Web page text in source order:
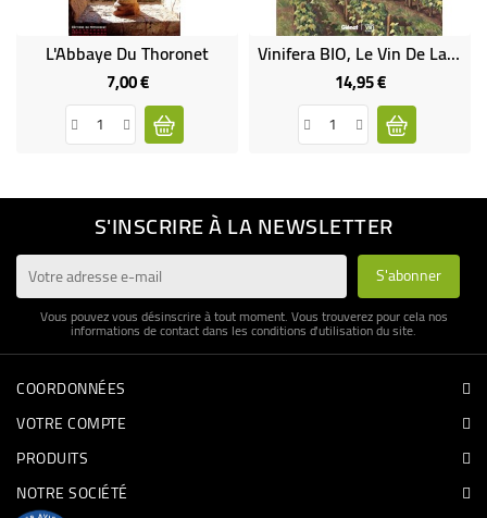
L'Abbaye Du Thoronet
7,00 €Prix
Vinifera BIO, Le Vin De La Discorde
14,95 €Prix
S'INSCRIRE À LA NEWSLETTER
Vous pouvez vous désinscrire à tout moment. Vous trouverez pour cela nos
informations de contact dans les conditions d'utilisation du site.
COORDONNÉES
VOTRE COMPTE
PRODUITS
NOTRE SOCIÉTÉ